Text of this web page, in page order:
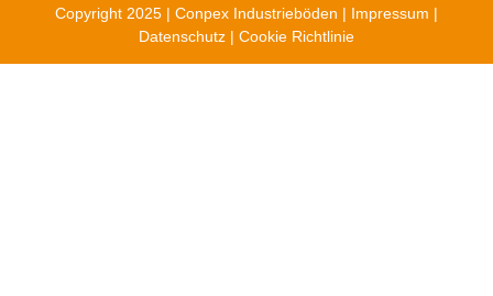
Copyright 2025 | Conpex Industrieböden | Impressum |
Datenschutz | Cookie Richtlinie